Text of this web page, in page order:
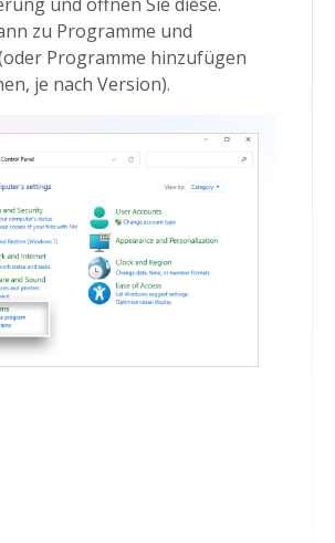
zu Programme und
Programme hinzufügen
je nach Version).